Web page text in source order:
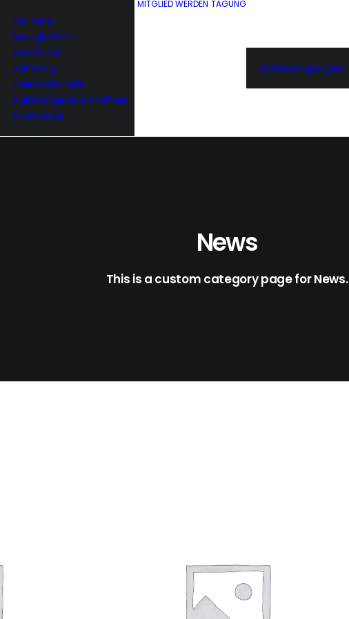
Die DAIA
Neuigkeiten
Vorstand
Satzung
Internationale
Partnergesellschaften
Protokolle
MITGLIED WERDEN TAGUNG
Jahrestagungen
News
This is a custom category page for News.